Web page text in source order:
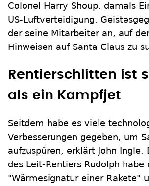
Colonel Harry Shoup, damals
US-Luftverteidigung.
der seine Mitarbeiter an, auf
Hinweisen auf Santa Claus zu
Rentierschlitten ist
als ein Kampfjet
Seitdem habe es viele
Verbesserungen gegeben, um
aufzuspüren, erklärt John Ingle.
des Leit-Rentiers Rudolph habe
"Wärmesignatur einer Rakete"